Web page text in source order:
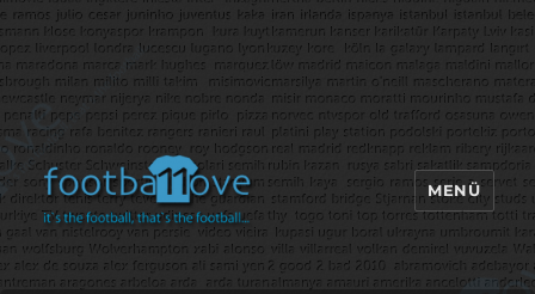
footbaLLove
MENÜ